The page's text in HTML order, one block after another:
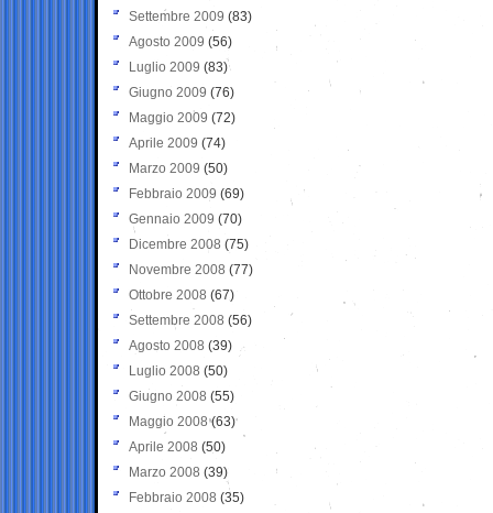
Settembre 2009 (83)
Agosto 2009 (56)
Luglio 2009 (83)
Giugno 2009 (76)
Maggio 2009 (72)
Aprile 2009 (74)
Marzo 2009 (50)
Febbraio 2009 (69)
Gennaio 2009 (70)
Dicembre 2008 (75)
Novembre 2008 (77)
Ottobre 2008 (67)
Settembre 2008 (56)
Agosto 2008 (39)
Luglio 2008 (50)
Giugno 2008 (55)
Maggio 2008(63)
Aprile 2008 (50)
Marzo 2008 (39)
Febbraio 2008 (35)